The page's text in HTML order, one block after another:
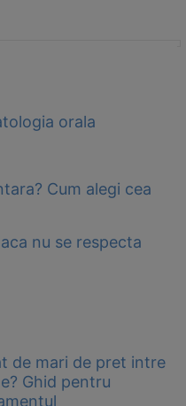
orala
Cum alegi cea
nu se respecta
de mari de pret intre
Ghid pentru